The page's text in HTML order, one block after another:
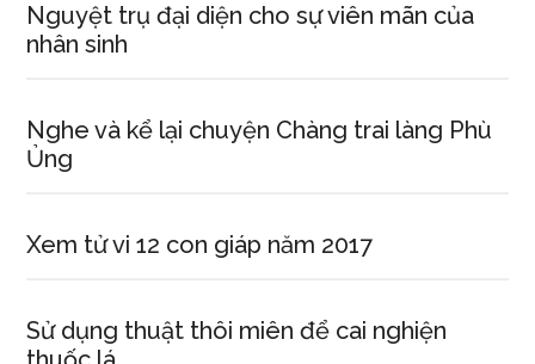
Nguyệt trụ đại diện cho sự viên mãn của
nhân sinh
Nghe và kể lại chuyện Chàng trai làng Phù
Ủng
Xem tử vi 12 con giáp năm 2017
Sử dụng thuật thôi miên để cai nghiện